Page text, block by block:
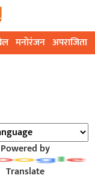
मनोरंजन अपराजिता
Powered by
Translate